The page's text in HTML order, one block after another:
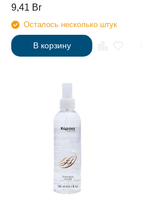
9,41 Br
Осталось несколько штук
В корзину